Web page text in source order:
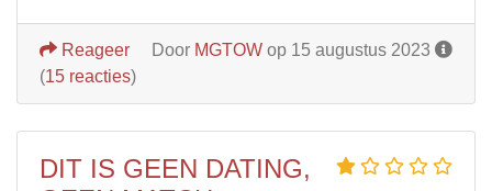
Door MGTOW op 15 augustus 2023
Reageer
(15 reacties)
DIT IS GEEN DATING,